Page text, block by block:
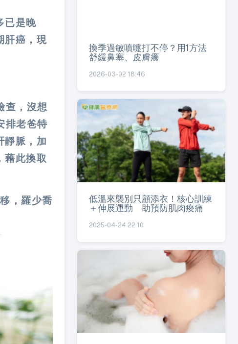
已是晚
肝癌，現
查，沒想
排老爸特
靜脈，加
藉此換取
，羅少喬
換季過敏噴嚏打不停？用1方法
舒緩鼻塞、皮膚癢
2026-03-02 18:46
低溫來襲別只顧添衣！核心訓練
＋伸展運動 助預防肌肉痠痛
2025-04-24 22:10